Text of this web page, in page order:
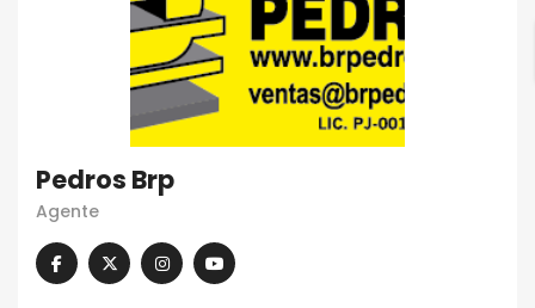
Pedros Brp
Agente